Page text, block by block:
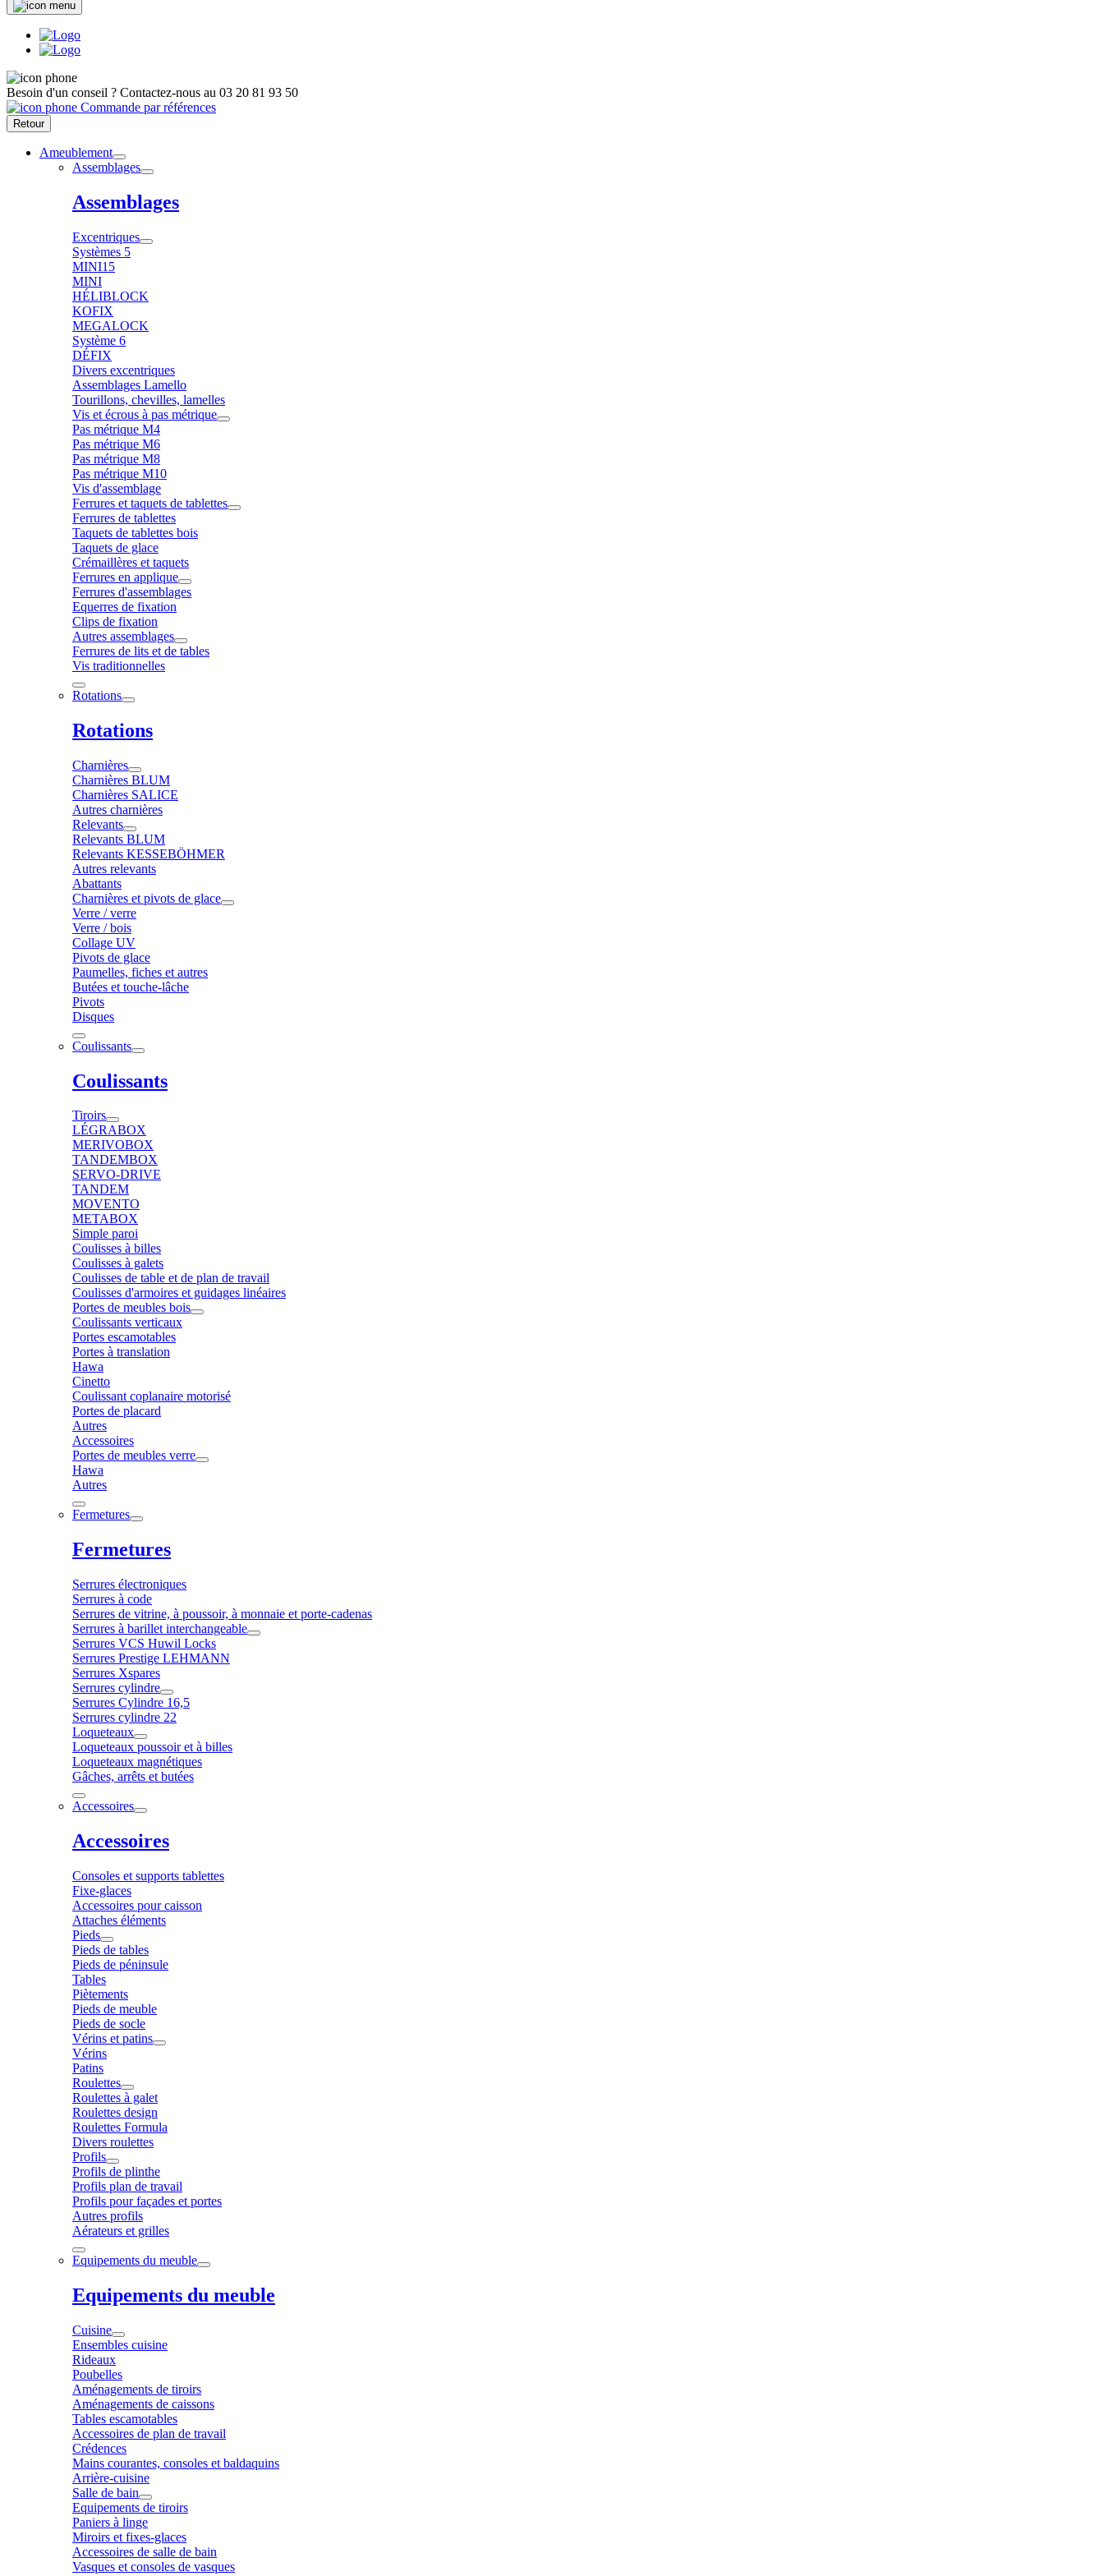
Besoin d'un conseil ? Contactez-nous au 03 20 81 93 50
Commande par références
Retour
Ameublement
Assemblages
Assemblages
Excentriques
Systèmes 5
MINI15
MINI
HÉLIBLOCK
KOFIX
MEGALOCK
Système 6
DÉFIX
Divers excentriques
Assemblages Lamello
Tourillons, chevilles, lamelles
Vis et écrous à pas métrique
Pas métrique M4
Pas métrique M6
Pas métrique M8
Pas métrique M10
Vis d'assemblage
Ferrures et taquets de tablettes
Ferrures de tablettes
Taquets de tablettes bois
Taquets de glace
Crémaillères et taquets
Ferrures en applique
Ferrures d'assemblages
Equerres de fixation
Clips de fixation
Autres assemblages
Ferrures de lits et de tables
Vis traditionnelles
Rotations
Rotations
Charnières
Charnières BLUM
Charnières SALICE
Autres charnières
Relevants
Relevants BLUM
Relevants KESSEBÖHMER
Autres relevants
Abattants
Charnières et pivots de glace
Verre / verre
Verre / bois
Collage UV
Pivots de glace
Paumelles, fiches et autres
Butées et touche-lâche
Pivots
Disques
Coulissants
Coulissants
Tiroirs
LÉGRABOX
MERIVOBOX
TANDEMBOX
SERVO-DRIVE
TANDEM
MOVENTO
METABOX
Simple paroi
Coulisses à billes
Coulisses à galets
Coulisses de table et de plan de travail
Coulisses d'armoires et guidages linéaires
Portes de meubles bois
Coulissants verticaux
Portes escamotables
Portes à translation
Hawa
Cinetto
Coulissant coplanaire motorisé
Portes de placard
Autres
Accessoires
Portes de meubles verre
Hawa
Autres
Fermetures
Fermetures
Serrures électroniques
Serrures à code
Serrures de vitrine, à poussoir, à monnaie et porte-cadenas
Serrures à barillet interchangeable
Serrures VCS Huwil Locks
Serrures Prestige LEHMANN
Serrures Xspares
Serrures cylindre
Serrures Cylindre 16,5
Serrures cylindre 22
Loqueteaux
Loqueteaux poussoir et à billes
Loqueteaux magnétiques
Gâches, arrêts et butées
Accessoires
Accessoires
Consoles et supports tablettes
Fixe-glaces
Accessoires pour caisson
Attaches éléments
Pieds
Pieds de tables
Pieds de péninsule
Tables
Piètements
Pieds de meuble
Pieds de socle
Vérins et patins
Vérins
Patins
Roulettes
Roulettes à galet
Roulettes design
Roulettes Formula
Divers roulettes
Profils
Profils de plinthe
Profils plan de travail
Profils pour façades et portes
Autres profils
Aérateurs et grilles
Equipements du meuble
Equipements du meuble
Cuisine
Ensembles cuisine
Rideaux
Poubelles
Aménagements de tiroirs
Aménagements de caissons
Tables escamotables
Accessoires de plan de travail
Crédences
Mains courantes, consoles et baldaquins
Arrière-cuisine
Salle de bain
Equipements de tiroirs
Paniers à linge
Miroirs et fixes-glaces
Accessoires de salle de bain
Vasques et consoles de vasques